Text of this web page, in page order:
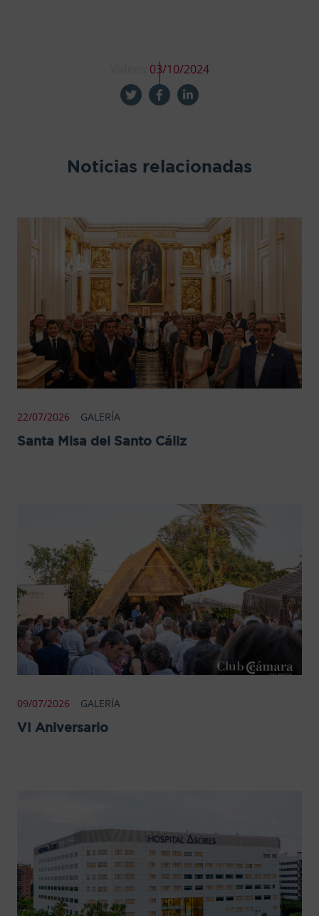
03/10/2024
Noticias relacionadas
22/07/2026 GALERÍA
Santa Misa del Santo Cáliz
09/07/2026 GALERÍA
VI Aniversario